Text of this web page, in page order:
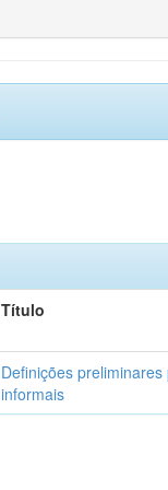
Título
Definições
informais